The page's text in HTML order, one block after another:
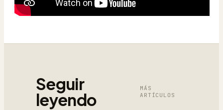
Seguir
leyendo
MÁS
ARTÍCULOS